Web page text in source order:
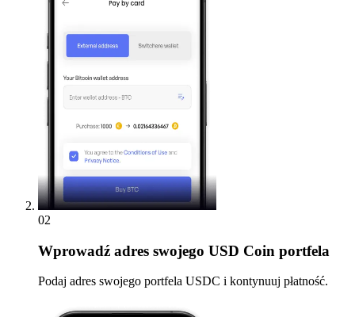
02
Wprowadź adres swojego USD Coin portfela
Podaj adres swojego portfela USDC i kontynuuj płatność.